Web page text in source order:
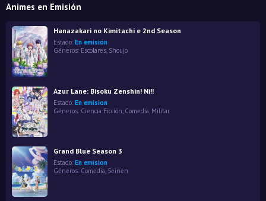
Animes en Emisión
Hanazakari no Kimitachi e 2nd Season
Estado: En emision
Géneros: Escolares, Shoujo
Azur Lane: Bisoku Zenshin! Ni!!
Estado: En emision
Géneros: Ciencia Ficción Comedia Militar
Grand Blue Season 3
Estado: En emision
Géneros: Comedia, Seinen